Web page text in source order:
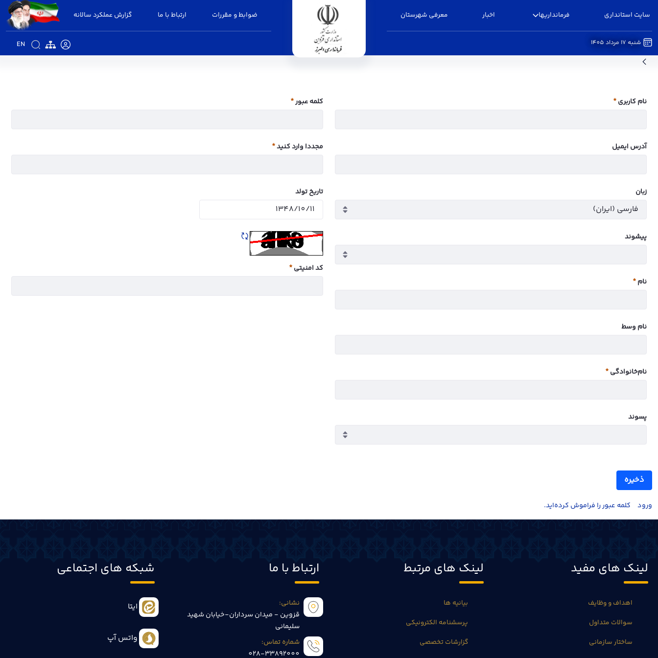
سایت استانداری فرمانداریها اخبار معرفی شهرستان ضوابط و مقررات ارتباط با ما گزارش عملکرد سالانه
EN شنبه 17 مرداد 1405
ساختار سازمانی - فرمانداری البرز
نام کاربری
ضروری
آدرس ایمیل
زبان
پيشوند
نام
ضروری
نام وسط
نام‌خانوادگی
ضروری
پسوند
کلمه عبور
ضروری
مجددا وارد کنید
ضروری
تاریخ تولد
کد امنیتی
ضروری
ذخیره
ورود کلمه عبور را فراموش کرده‌اید.
لینک های مفید
اهداف و وظایف
سوالات متداول
ساختار سازمانی
لینک های مرتبط
بیانیه ها
پرسشنامه الکترونیکی
گزارشات تخصصی
ارتباط با ما
نشانی:
قزوین - میدان سرداران-خیابان شهید
سلیمانی
شماره تماس:
028-33892000
شبکه های اجتماعی
ایتا
واتس آپ